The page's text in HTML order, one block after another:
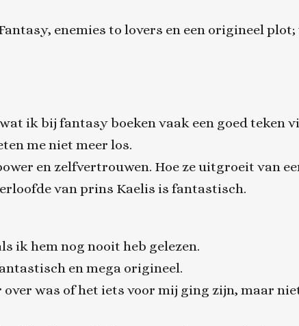
enemies to lovers en een origineel
ik bij fantasy boeken vaak een goed teken
me niet meer los.
en zelfvertrouwen. Hoe ze uitgroeit van
van prins Kaelis is fantastisch.
ik hem nog nooit heb gelezen.
en mega origineel.
was of het iets voor mij ging zijn, maar